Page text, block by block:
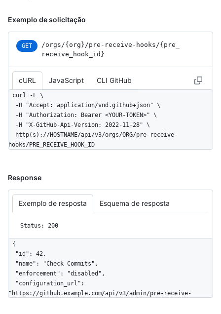
Exemplo de solicitação
GET /orgs /{org} /pre-receive-hooks /{pre_
receive_
hook_ id}
cURL JavaScript CLI GitHub
curl -L \
hooks/PRE_RECEIVE_HOOK_ID
Response
Exemplo de resposta Esquema de resposta
Status: 200
{
"https://github.example.com/api/v3/admin/pre-receive-